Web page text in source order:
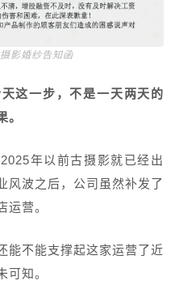
影婚纱告知函
这一步，不是一天两天的
。
2025年以前古摄影就已经出
风波之后，公司虽然补发了
运营。
能不能支撑起这家运营了近
可知。